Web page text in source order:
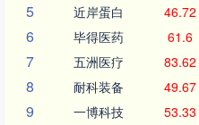
5 近岸蛋白 46.72
6 毕得医药 61.6
7 五洲医疗 83.62
8 耐科装备 49.67
9 一博科技 53.33